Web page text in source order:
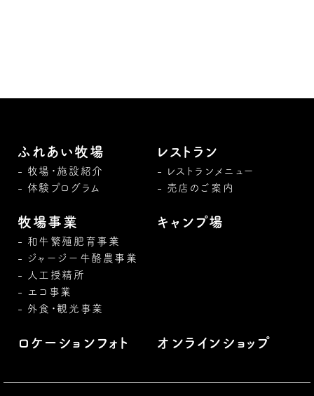
ふれあい牧場
牧場・施設紹介
体験プログラム
レストラン
レストランメニュー
売店のご案内
牧場事業
和牛繁殖肥育事業
ジャージー牛酪農事業
人工授精所
エコ事業
外食・観光事業
キャンプ場
ロケーションフォト オンラインショップ